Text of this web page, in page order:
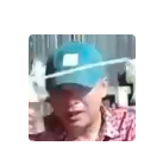
Wahana
News
Regional
WN